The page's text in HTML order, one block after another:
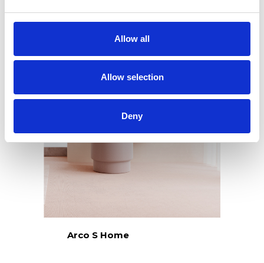
Allow all
Allow selection
Deny
Arco S Home